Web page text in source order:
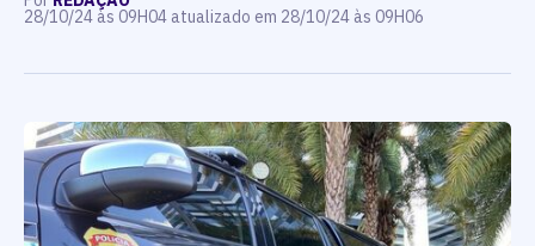
28/10/24 às 09H04 atualizado em 28/10/24 às 09H06